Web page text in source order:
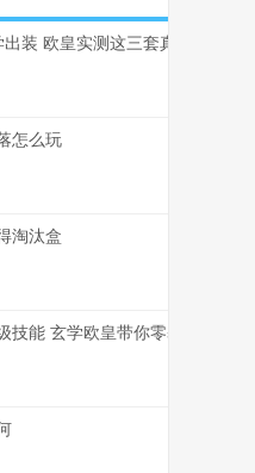
装 欧皇实测这三套真的能赢
怎么玩
淘汰盒
技能 玄学欧皇带你零基础入门